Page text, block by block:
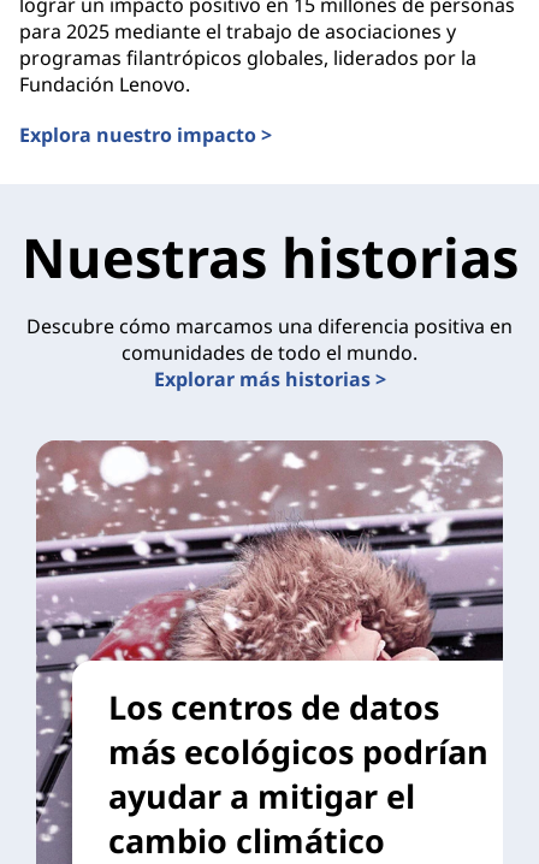
para 2025 mediante el trabajo de asociaciones y
programas filantrópicos globales, liderados por la
Fundación Lenovo.
Explora nuestro impacto >
Nuestras historias
Descubre cómo marcamos una diferencia positiva en
comunidades de todo el mundo.
Explorar más historias >
Los centros de datos
más ecológicos podrían
ayudar a mitigar el
cambio climático